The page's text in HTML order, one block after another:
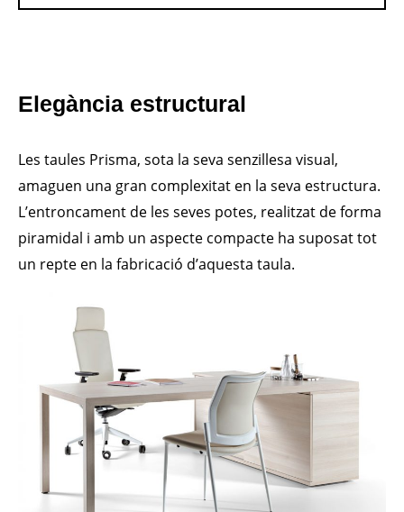
Elegància estructural
Les taules Prisma, sota la seva senzillesa visual,
amaguen una gran complexitat en la seva estructura.
L’entroncament de les seves potes, realitzat de forma
piramidal i amb un aspecte compacte ha suposat tot
un repte en la fabricació d’aquesta taula.